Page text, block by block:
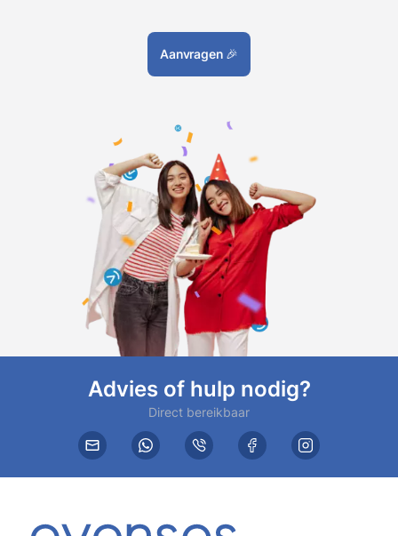
Aanvragen 🎉
Advies of hulp nodig?
Direct bereikbaar